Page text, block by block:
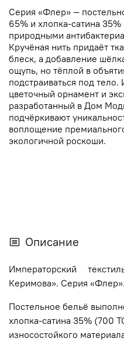
Серия «Флер» —
65% и хлопка-сатина
природными
Кручёная нить придаёт
блеск, а добавление
ощупь, но тёплой в
подстраиваться под
цветочный орнамент и
разработанный в Дом
подчёркивают
воплощение
экологичной роскоши.
Описание
Императорский
Керимова». Серия «Флер».
Постельное бельё
хлопка-сатина 35% (700
износостойкого